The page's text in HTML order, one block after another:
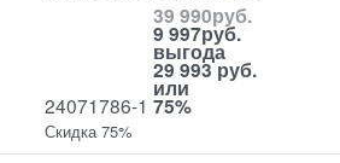
24071786-1
39 990руб.
9 997руб.
выгода
29 993 руб.
или
75%
Скидка 75%